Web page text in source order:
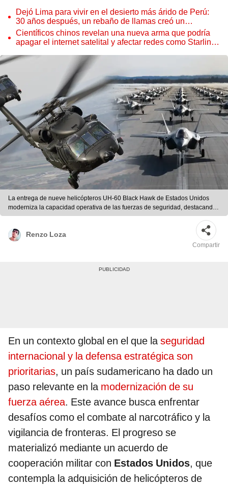
Dejó Lima para vivir en el desierto más árido de Perú:
30 años después, un rebaño de llamas creó un
sorprendente ecosistema
Científicos chinos revelan una nueva arma que podría
apagar el internet satelital y afectar redes como Starlink
La entrega de nueve helicópteros UH-60 Black Hawk de Estados Unidos
moderniza la capacidad operativa de las fuerzas de seguridad, destacando
el compromiso bilateral en seguridad regional. Foto: Military NY
Renzo Loza
Compartir
En un contexto global en el que laseguridad
internacional y la defensa estratégica son
prioritarias, un país sudamericano ha dado un
paso relevante en la modernización de su
fuerza aérea. Este avance busca enfrentar
desafíos como el combate al narcotráfico y la
vigilancia de fronteras. El progreso se
materializó mediante un acuerdo de
cooperación militar con Estados Unidos, que
contempla la adquisición de helicópteros de